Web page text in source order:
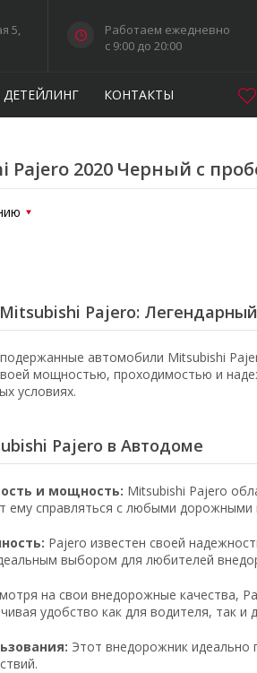
5,
Работаем ежедневно
c 9:00 до 20:00
ДЕТЕЙЛИНГ КОНТАКТЫ
Pajero 2020 Черный с
Pajero:
автомобили Mitsubishi
мощностью, проходимостью и
условиях.
Pajero в Автодоме
и мощность: Mitsubishi Pajero
ему справляться с любыми
Pajero известен своей
выбором для любителей
на свои внедорожные качества,
удобство как для водителя, так и
Этот внедорожник идеально